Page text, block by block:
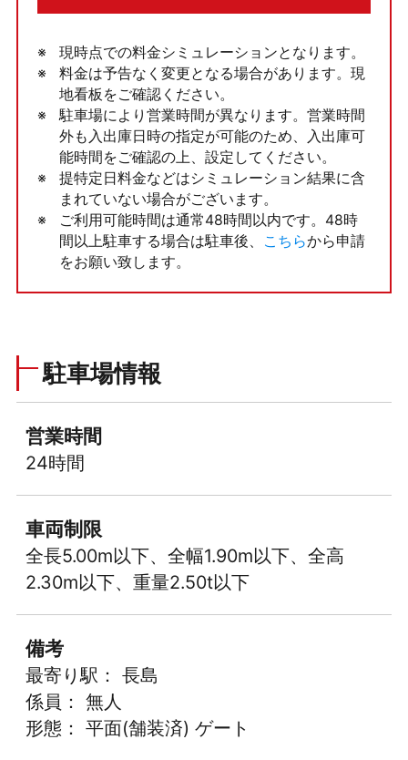
現時点での料金シミュレーションとなります。
料金は予告なく変更となる場合があります。現
地看板をご確認ください。
駐車場により営業時間が異なります。営業時間
外も入出庫日時の指定が可能のため、入出庫可
能時間をご確認の上、設定してください。
提特定日料金などはシミュレーション結果に含
まれていない場合がございます。
ご利用可能時間は通常48時間以内です。48時
間以上駐車する場合は駐車後、
こちらから申請
をお願い致します。
駐車場情報
営業時間
24時間
車両制限
全長5.00m以下、全幅1.90m以下、全高
2.30m以下、重量2.50t以下
備考
最寄り駅： 長島
係員： 無人
形態： 平面(舗装済) ゲート